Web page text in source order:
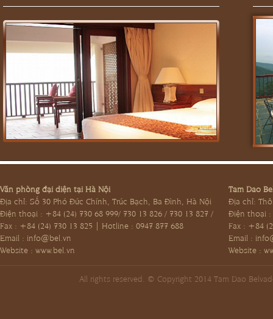
Văn phòng đại diện tại Hà Nội
Địa chỉ: Số 30 Phó Đức Chính, Trúc Bạch, Ba Đình, Hà Nội
Điện thoại : +84 (24) 730 68 999/ 730 13 826 / 730 13 827 /
Fax : +84 (24) 730 13 825 | Hotline : 0947 877 688
Email : info@bel.vn
Website : www.bel.vn
Tam Dao
Địa chỉ:
Điện thoại :
Fax : +84
Email :
Website :
All rights reserved. © Copyright 2014 Tam Dao